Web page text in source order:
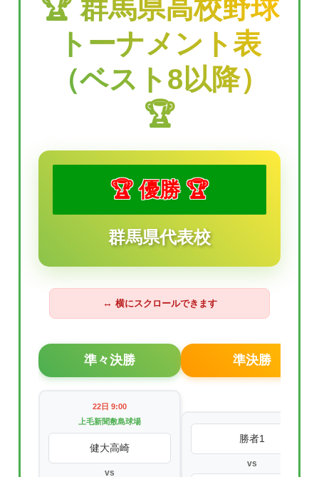
🏆 群馬県高校野球
トーナメント表
（ベスト8以降）
🏆
🏆 優勝 🏆
群馬県代表校
↔ 横にスクロールできます
準々決勝
22日 9:00
上毛新聞敷島球場
健大高崎
vs
準決勝
勝者1
vs